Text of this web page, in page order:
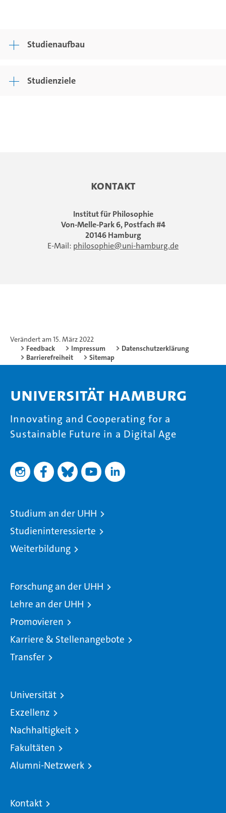
Studienaufbau
Studienziele
Kontakt
Institut für Philosophie
Von-Melle-Park 6, Postfach #4
20146 Hamburg
E-Mail: philosophie uni-hamburg.de
Verändert am 15. März 2022
Feedback
Impressum
Datenschutzerklärung
Barrierefreiheit
Sitemap
Universität Hamburg
Innovating and Cooperating for a
Sustainable Future in a Digital Age
Studium an der UHH
Studieninteressierte
Weiterbildung
Forschung an der UHH
Lehre an der UHH
Promovieren
Karriere & Stellenangebote
Transfer
Universität
Exzellenz
Nachhaltigkeit
Fakultäten
Alumni-Netzwerk
Kontakt